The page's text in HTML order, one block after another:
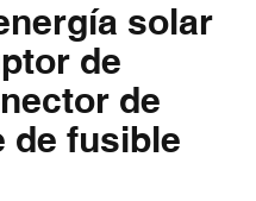
solar
de
de
de fusible